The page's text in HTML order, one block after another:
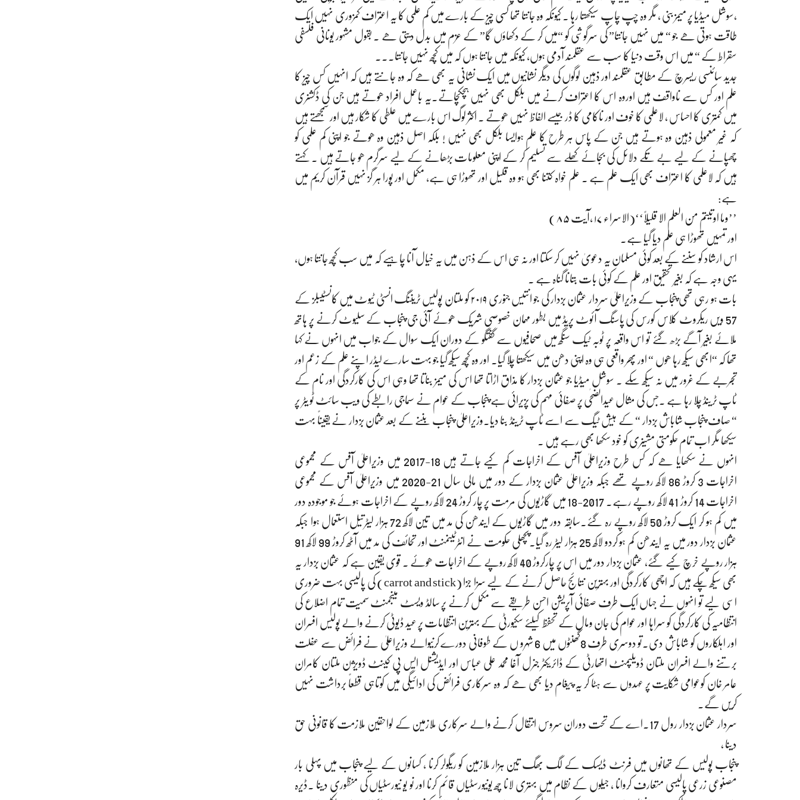
،سوشل میڈیا پر میمز بنی ، مگر وہ چپ چاپ سیکھتا رہا ۔ کیونکہ وہ جانتا تھا کسی چیز کے بارے میں کم علمی کا یہ اعتراف کمزوری نہیں ایک
طاقت ہوتی ھے جو “ میں نہیں جانتا” کی سرگوشی کو “میں کر کے دکھاؤں گا” کے عزم میں بدل دیتی ھے ۔ بقول مشہور یونانی فلسفی
سقراط کے “ میں اس وقت دنیا کا سب سے عقلمند آدمی ہوں، کیونکہ میں جانتا ہوں کہ میں کچھ نہیں جانتا۔۔۔
جدید سائنسی ریسرچ کے مطابق عقلمند اور ذہین لوگوں کی دیگر نشانیوں میں ایک نشانی یہ بھی ھے کہ وہ جانتے ہیں کہ انہیں کس چیز کا
علم اور کس سے ناواقف ہیں اوروہ اس کا اعتراف کرنے میں بلکل بھی نہیں ہچکچاتے۔یہ باعمل افراد ھوتے ہیں جن کی ڈکشنری
میں کمتری کا احساس ، لاعلمی کا خوف اور ناکامی کا ڈر جیسے الفاظ نہیں ھوتے ۔ اکثر لوگ اس بارے میں علطی کا شکار ہیں اور سمجھتے ہیں
کہ غیر معمولی ذہین وہ ہوتے ہیں جن کے پاس ہر طرح کا علم ہوایسا بلکل بھی نہیں ! بلکہ اصل ذہین وہ ھوتے جو اپنی کم علمی کو
چھپانے کے لیے بے تکے دلائل کی بجائے کھلے سے تسلیم کر کے اپنی معلومات بڑھانے کے لیے سرگرم ھو جاتے ہیں ۔ کہتے
ہیں کہ لاعلمی کا اعتراف بھی ایک علم ہے ۔ علم خواہ کتنا بھی ہو وہ قلیل اور تھوڑا ہی ہے، مکمل اور پورا ہر گز نہیں قرآن کریم میں
ہے:
’’وما اوتیتم من العلم الا قلیلاً‘‘(الاسراء ۱۷ ،آیت ۸۵)
اور تمہیں تھوڑا ہی علم دیا گیا ہے۔
اس ارشاد کو سننے کے بعد کوئی مسلمان یہ دعویٰ نہیں کر سکتا اور نہ ہی اس کے ذہن میں یہ خیال آنا چاہیے کہ میں سب کچھ جانتا ہوں،
یہی وجہ ہے کہ بغیر تحقیق اور علم کے کوئی بات بتانا گناہ ہے ۔
بات ہو رہی تھی پنجاب کے وزیراعلیٰ سردار عثمان بزدار کی جو انتیس جنوری ۲۰۱۹ کو ملتان پولیس ٹریننگ انسٹی ٹیوٹ میں کانسٹیبلز کے
57 ویں ریکروٹ کلاس کورس کی پاسنگ آئوٹ پریڈ میں بطور مہمان خصوصی شریک ھوئے آئی جی پنجاب کے سلیوٹ کرنے پر ہاتھ
ملائے بغیر آگے بڑھ گئے تو اس واقعہ پر ٹوبہ ٹیک سنگھ میں صحافیوں سے گفتگو کے دوران ایک سوال کے جواب میں انہوں نے کہا
تھا کہ “ابھی سیکھ رہا ھوں “ اور پھر واقعی ہی وہ اپنی دھن میں سیکھتا چلا گیا۔ اور وہ کچھ سیکھ گیا جو بہت سارے لیڈر اپنے علم کے زعم اور
تجربے کے غرور میں نہ سیکھ سکے ۔ سوشل میڈیا جو عثمان بزدار کا مذاق اڑاتا تھا اس کی میمز بناتا تھا وہی اس کی کارکردگی اور نام کے
ٹاپ ٹرینڈ چلا رہا ہے ۔جس کی مثال عیدالضحٰی پر صفائی مہم کی پزیرائی ہے پنجاب کے عوام نے سماجی رابطے کی ویب سائٹ ٹو یٹر پر
“ صاف پنجاب شاباش بزدار “ کے ہیش ٹیگ سے اسے ٹاپ ٹرینڈ بنا دیا۔وزیراعلیٰ پنجاب بننے کے بعد عثمان بزدار نے یقیناً بہت
سیکھا مگر اب تمام حکومتی مشینری کو خود سکھا بھی رہے ہیں ۔
انہوں نے سکھایا ھے کہ کس طرح وزیراعلیٰ آفس کے اخراجات کم کیے جاتے ہیں 18-2017 میں وزیراعلیٰ آفس کے مجموعی
اخراجات 3 کروڑ 86 لاکھ روپے تھے جبکہ وزیراعلیٰ عثمان بزدار کے دور میں مالی سال 21-2020 میں وزیراعلیٰ آفس کے مجموعی
اخراجات 14 کروڑ 41 لاکھ روپے رہے۔ 2017-18 میں گاڑیوں کی مرمت پر چار کروڑ 24 لاکھ روپے کے اخراجات ہوئے جو موجودہ دور
میں کم ہو کر ایک کروڑ 50 لاکھ روپے رہ گئے۔سابقہ دور میں گاڑیوں کے ایندھن کی مد میں تین لاکھ 72 ہزار لیٹرتیل استعمال ہوا جبکہ
عثمان بزدار دور میں یہ ایندھن کم ہو کردو لاکھ 25 ہزار لیٹر رہ گیا۔پچھلی حکومت نے انٹرٹینمنٹ اور تحائف کی مد میں آٹھ کروڑ 99 لاکھ 91
ہزار روپے خرچ کیے گئے، عثمان بزدار دور میں اس پر چارکروڑ 40 لاکھ روپے کے اخراجات ھوئے ۔ قوی یقین ہے کہ عثمان بزدار یہ
بھی سیکھ چکے ہیں کہ اچھی کارکردگی اور بہترین نتائج حاصل کرنے کے لیے سزا جزا (carrot and stick) کی پالیسی بہت ضروری
اسی لیے تو انہوں نے جہاں ایک طرف صفائی آپریشن احسن طریقے سے مکمل کرنے پر سالڈ ویسٹ مینجمنٹ سمیت تمام اضلاع کی
انتظامیہ کی کارکردگی کو سراہا اور عوام کی جان ومال کے تحفظ کیلئے سکیورٹی کے بہترین انتظامات پر عید ڈیوٹی کرنے والے پولیس افسران
اور اہلکاروں کو شاباش دی۔تو دوسری طرف 8گھنٹوں میں 6 شہرو ں کے طوفانی دورے کرنیوالے وزیراعلیٰ نے فرائض سے عفلت
برتنے والے افسران ملتان ڈویلپمنٹ اتھارٹی کے ڈائریکٹر جنرل آغا محمد علی عباس اور ایڈیشنل ایس پی کینٹ ڈویژن ملتان کامران
عامر خان کوعوامی شکایت پر عہدوں سے ہٹا کر یہ پیغام دیا بھی ھے کہ وہ سرکاری فرائض کی ادائیگی میں کوتاہی قطعاً برداشت نہیں
کریں گے۔
سردار عثمان بزدار رول 17۔اے کے تحت دوران سروس انتقال کرنے والے سرکاری ملازمین کے لواحقین ملازمت کا قانونی حق
دینا ،
‎پنجاب پولیس کے تھانوں میں فرنٹ ڈیسک کے لگ بھگ تین ہزار ملازمین کو ریگولر کرنا ، کسانوں کے لیے پنجاب میں پہلی بار
مصنوعی زرعی پالیسی متعارف کروانا ، جیلوں کے نظام میں بہتری لانا چھ یونیورسٹیاں قائم کرنا اور نو یو نیورسٹیاں کی منظوری دینا ۔ڈیرہ